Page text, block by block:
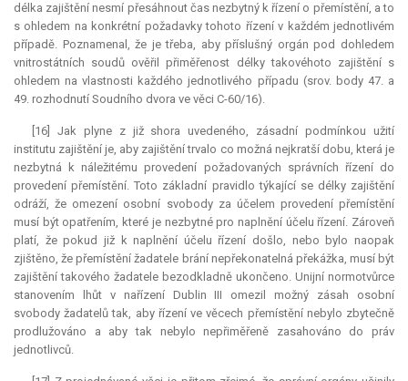
délka zajištění nesmí přesáhnout čas nezbytný k řízení o přemístění, a to
s ohledem na konkrétní požadavky tohoto řízení v každém jednotlivém
případě. Poznamenal, že je třeba, aby příslušný orgán pod dohledem
vnitrostátních soudů ověřil přiměřenost délky takovéhoto zajištění s
ohledem na vlastnosti každého jednotlivého případu (srov. body 47. a
49. rozhodnutí Soudního dvora ve věci C-60/16).
[16] Jak plyne z již shora uvedeného, zásadní podmínkou užití
institutu zajištění je, aby zajištění trvalo co možná nejkratší dobu, která je
nezbytná k náležitému provedení požadovaných správních řízení do
provedení přemístění. Toto základní pravidlo týkající se délky zajištění
odráží, že omezení osobní svobody za účelem provedení přemístění
musí být opatřením, které je nezbytné pro naplnění účelu řízení. Zároveň
platí, že pokud již k naplnění účelu řízení došlo, nebo bylo naopak
zjištěno, že přemístění žadatele brání nepřekonatelná překážka, musí být
zajištění takového žadatele bezodkladně ukončeno. Unijní normotvůrce
stanovením lhůt v nařízení Dublin III omezil možný zásah osobní
svobody žadatelů tak, aby řízení ve věcech přemístění nebylo zbytečně
prodlužováno a aby tak nebylo nepřiměřeně zasahováno do práv
jednotlivců.